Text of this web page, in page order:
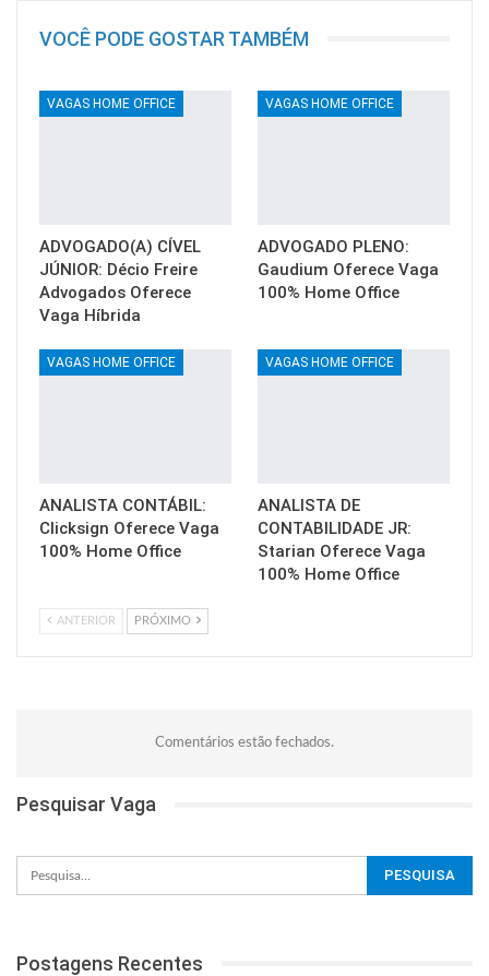
VOCÊ PODE GOSTAR TAMBÉM
VAGAS HOME OFFICE
ADVOGADO(A) CÍVEL
JÚNIOR: Décio Freire
Advogados Oferece
Vaga Híbrida
VAGAS HOME OFFICE
ADVOGADO PLENO:
Gaudium Oferece Vaga
100% Home Office
VAGAS HOME OFFICE
ANALISTA CONTÁBIL:
Clicksign Oferece Vaga
100% Home Office
VAGAS HOME OFFICE
ANALISTA DE
CONTABILIDADE JR:
Starian Oferece Vaga
100% Home Office
ANTERIOR PRÓXIMO
Comentários estão fechados.
Pesquisar Vaga
Postagens Recentes